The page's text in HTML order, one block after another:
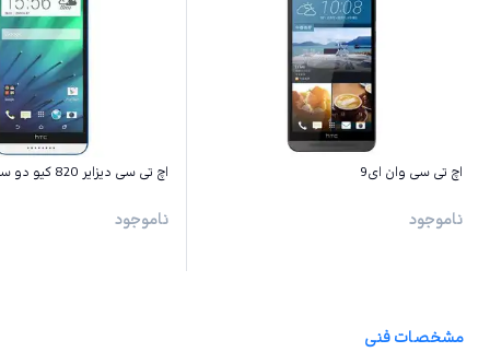
اچ تی سی وان ای9
ناموجود
اچ تی سی دیزایر 820 کیو دو سیم کارت
ناموجود
مشخصات فنی